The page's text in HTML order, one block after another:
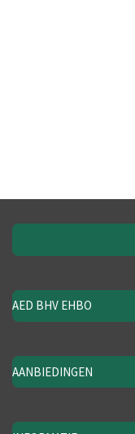
AED BHV EHBO
AANBIEDINGEN